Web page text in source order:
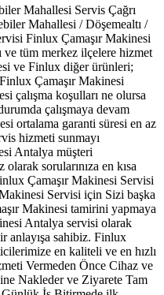
Mahallesi Servis Çağrı
Mahallesi / Döşemealtı /
Finlux Çamaşır Makinesi
tüm merkez ilçelere hizmet
ve Finlux diğer ürünleri;
Çamaşır Makinesi
çalışma koşulları ne olursa
çalışmaya devam
ortalama garanti süresi en az
hizmeti sunmayı
Antalya müşteri
sorularınıza en kısa
Çamaşır Makinesi Servisi
Servisi için Sizi başka
Makinesi tamirini yapmaya
Antalya servisi olarak
anlayışa sahibiz. Finlux
en kaliteli ve en hızlı
Vermeden Önce Cihaz ve
Nakleder ve Ziyarete Tam